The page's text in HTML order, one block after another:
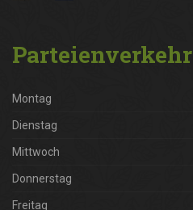
Parteienverkehr
Montag
Dienstag
Mittwoch
Donnerstag
Freitag